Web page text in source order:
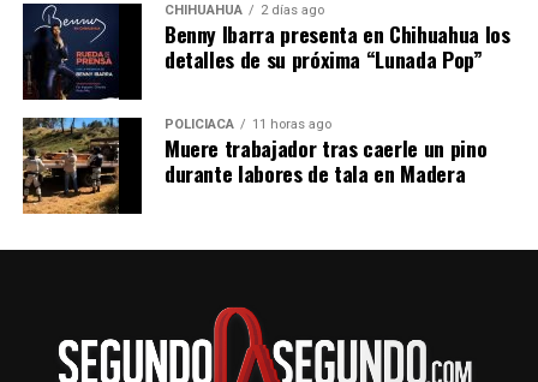
CHIHUAHUA 2 días ago
Benny Ibarra presenta en Chihuahua los
detalles de su próxima “Lunada Pop”
POLICIACA 11 horas ago
Muere trabajador tras caerle un pino
durante labores de tala en Madera